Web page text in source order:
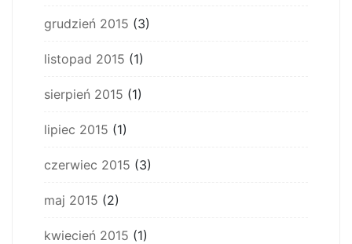
grudzień 2015 (3)
listopad 2015 (1)
sierpień 2015 (1)
lipiec 2015 (1)
czerwiec 2015 (3)
maj 2015 (2)
kwiecień 2015 (1)